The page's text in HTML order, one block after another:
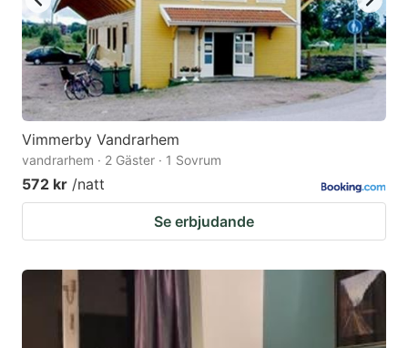
Vimmerby Vandrarhem
vandrarhem · 2 Gäster · 1 Sovrum
572 kr /natt
Se erbjudande